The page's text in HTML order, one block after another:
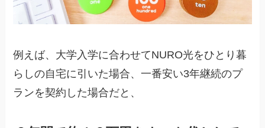
例えば、大学入学に合わせてNURO光をひとり暮
らしの自宅に引いた場合、一番安い3年継続のプ
ランを契約した場合だと、